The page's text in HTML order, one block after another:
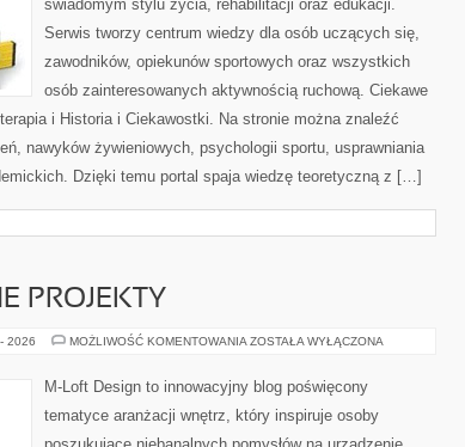
świadomym stylu życia, rehabilitacji oraz edukacji.
Serwis tworzy centrum wiedzy dla osób uczących się,
zawodników, opiekunów sportowych oraz wszystkich
osób zainteresowanych aktywnością ruchową. Ciekawe
i Historia i Ciekawostki. Na stronie można znaleźć
nawyków żywieniowych, psychologii sportu, usprawniania
Dzięki temu portal spaja wiedzę teoretyczną z […]
PROJEKTY
2026 MOŻLIWOŚĆ KOMENTOWANIA DIY
PROJEKTY
ZOSTAŁA WYŁĄCZONA
M-Loft Design to innowacyjny blog poświęcony
tematyce aranżacji wnętrz, który inspiruje osoby